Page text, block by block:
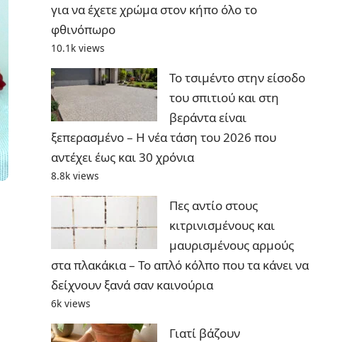
για να έχετε χρώμα στον κήπο όλο το
φθινόπωρο
10.1k views
Το τσιμέντο στην είσοδο
του σπιτιού και στη
βεράντα είναι
ξεπερασμένο – Η νέα τάση του 2026 που
αντέχει έως και 30 χρόνια
8.8k views
Πες αντίο στους
κιτρινισμένους και
μαυρισμένους αρμούς
στα πλακάκια – Το απλό κόλπο που τα κάνει να
δείχνουν ξανά σαν καινούρια
6k views
Γιατί βάζουν